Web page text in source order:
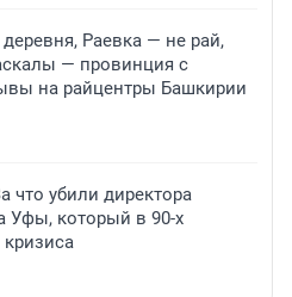
Раевка — не рай,
— провинция с
на райцентры Башкирии
что убили директора
Уфы, который в 90-х